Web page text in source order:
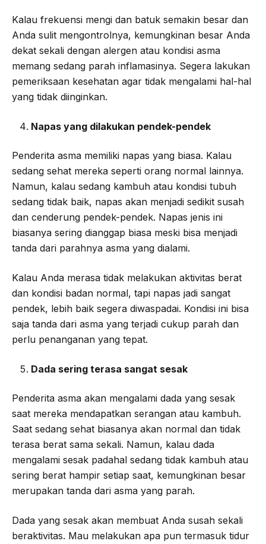
Kalau frekuensi mengi dan batuk semakin besar dan
Anda sulit mengontrolnya, kemungkinan besar Anda
dekat sekali dengan alergen atau kondisi asma
memang sedang parah inflamasinya. Segera lakukan
pemeriksaan kesehatan agar tidak mengalami hal-hal
yang tidak diinginkan.
Napas yang dilakukan pendek-pendek
Penderita asma memiliki napas yang biasa. Kalau
sedang sehat mereka seperti orang normal lainnya.
Namun, kalau sedang kambuh atau kondisi tubuh
sedang tidak baik, napas akan menjadi sedikit susah
dan cenderung pendek-pendek. Napas jenis ini
biasanya sering dianggap biasa meski bisa menjadi
tanda dari parahnya asma yang dialami.
Kalau Anda merasa tidak melakukan aktivitas berat
dan kondisi badan normal, tapi napas jadi sangat
pendek, lebih baik segera diwaspadai. Kondisi ini bisa
saja tanda dari asma yang terjadi cukup parah dan
perlu penanganan yang tepat.
Dada sering terasa sangat sesak
Penderita asma akan mengalami dada yang sesak
saat mereka mendapatkan serangan atau kambuh.
Saat sedang sehat biasanya akan normal dan tidak
terasa berat sama sekali. Namun, kalau dada
mengalami sesak padahal sedang tidak kambuh atau
sering berat hampir setiap saat, kemungkinan besar
merupakan tanda dari asma yang parah.
Dada yang sesak akan membuat Anda susah sekali
beraktivitas. Mau melakukan apa pun termasuk tidur